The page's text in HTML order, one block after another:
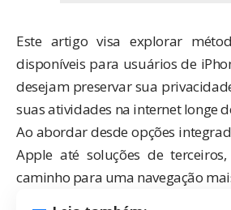
Este artigo visa explorar
disponíveis para usuários de
desejam preservar sua
suas atividades na internet longe
Ao abordar desde opções
Apple até soluções de
caminho para uma navegação